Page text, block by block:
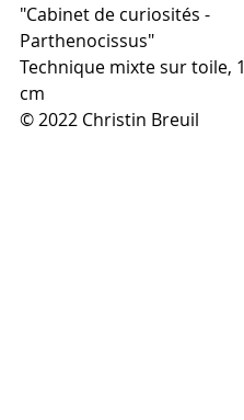
"Cabinet de curiosités -
Parthenocissus"
Technique mixte sur toile,
cm
© 2022 Christin Breuil